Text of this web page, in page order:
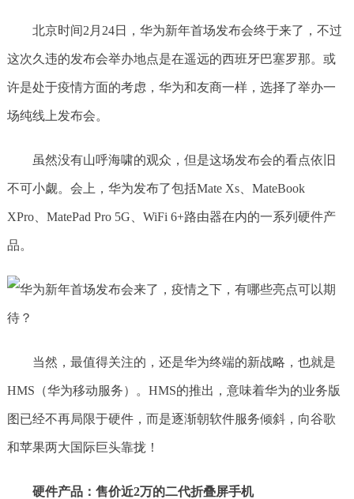
北京时间2月24日，华为新年首场发布会终于来了，不过
这次久违的发布会举办地点是在遥远的西班牙巴塞罗那。或
许是处于疫情方面的考虑，华为和友商一样，选择了举办一
场纯线上发布会。
虽然没有山呼海啸的观众，但是这场发布会的看点依旧
不可小觑。会上，华为发布了包括Mate Xs、MateBook
XPro、MatePad Pro 5G、WiFi 6+路由器在内的一系列硬件产
品。
当然，最值得关注的，还是华为终端的新战略，也就是
HMS（华为移动服务）。HMS的推出，意味着华为的业务版
图已经不再局限于硬件，而是逐渐朝软件服务倾斜，向谷歌
和苹果两大国际巨头靠拢！
硬件产品：售价近2万的二代折叠屏手机